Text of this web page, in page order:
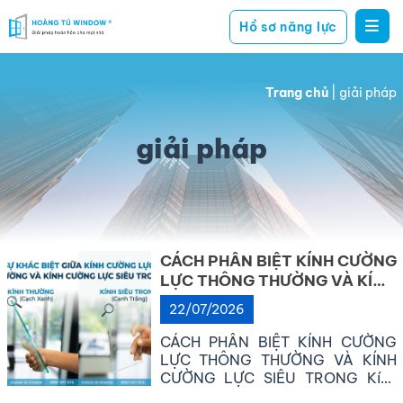
Hoàng
giải
mọi
nhà
Hồ sơ năng lực
Trang chủ| giải pháp
giải pháp
22/07/2026
CÁCH PHÂN BIỆT KÍNH CƯỜNG
LỰC THÔNG THƯỜNG VÀ KÍNH
CƯỜNG LỰC SIÊU TRONG
CÁCH PHÂN BIỆT KÍNH CƯỜNG
LỰC THÔNG THƯỜNG VÀ KÍNH
CƯỜNG LỰC SIÊU TRONG Kính